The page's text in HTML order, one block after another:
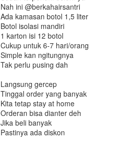
Nah ini @berkahairsantri
Ada kamasan botol 1,5 liter
Botol isolasi mandiri
1 karton isi 12 botol
Cukup untuk 6-7 hari/orang
Simple kan ngitungnya
Tak perlu pusing dah
Langsung gercep
Tinggal order yang banyak
Kita tetap stay at home
Orderan bisa dianter deh
Jika beli banyak
Pastinya ada diskon